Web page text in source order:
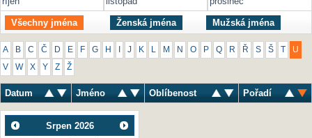
Všechny jména Ženská jména Mužská jména
A B C Č D E F G H J K M N O P Q R Ř S Š U
V W X Y Z Ž
Datum Jméno Oblíbenost Pořadí
Srpen 2026